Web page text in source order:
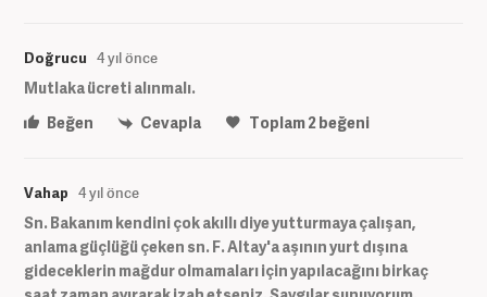
Doğrucu 4 yıl önce
Mutlaka ücreti alınmalı.
Beğen
Cevapla Toplam2 beğeni
Vahap 4 yıl önce
Sn. Bakanım kendini çok akıllı diye yutturmaya çalışan,
anlama güçlüğü çeken sn. F. Altay'a aşının yurt dışına
gideceklerin mağdur olmamaları için yapılacağını birkaç